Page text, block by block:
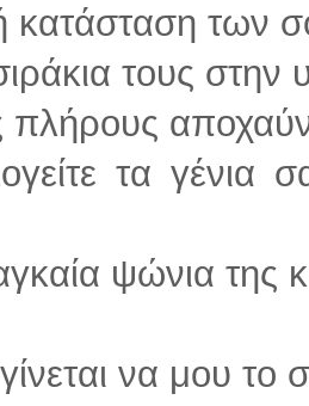
κατάσταση των
τους
πλήρους
τα γένια
ψώνια της
να μου το